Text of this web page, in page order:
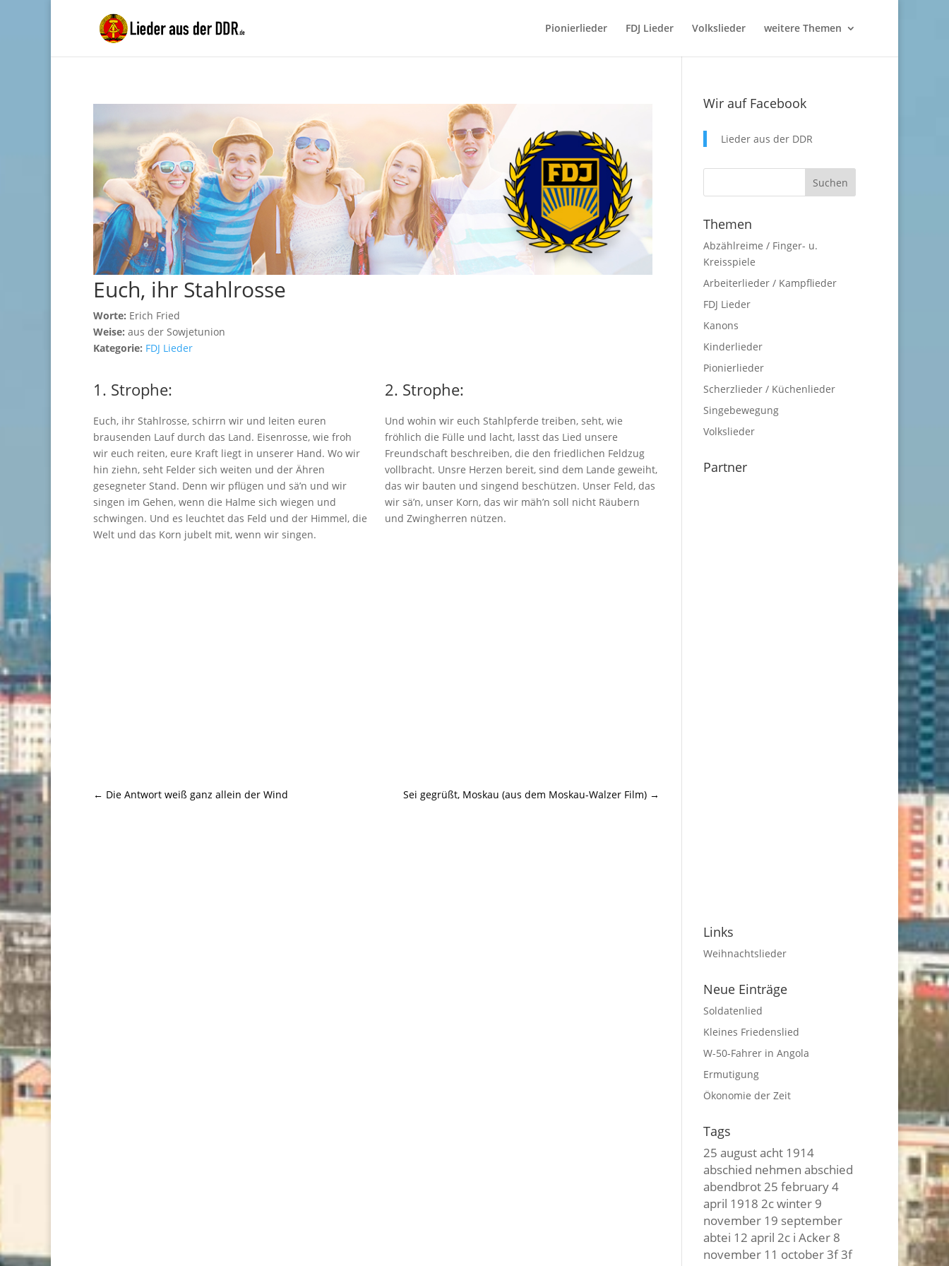
Pionierlieder FDJ Lieder Volkslieder weitere Themen
Euch, ihr Stahlrosse
Worte: Erich Fried
Weise: aus der Sowjetunion
Kategorie: FDJ Lieder
1. Strophe:
Euch, ihr Stahlrosse, schirrn wir und leiten euren
brausenden Lauf durch das Land. Eisenrosse, wie froh
wir euch reiten, eure Kraft liegt in unserer Hand. Wo wir
hin ziehn, seht Felder sich weiten und der Ähren
gesegneter Stand. Denn wir pflügen und sä’n und wir
singen im Gehen, wenn die Halme sich wiegen und
schwingen. Und es leuchtet das Feld und der Himmel, die
Welt und das Korn jubelt mit, wenn wir singen.
2. Strophe:
Und wohin wir euch Stahlpferde treiben, seht, wie
fröhlich die Fülle und lacht, lasst das Lied unsere
Freundschaft beschreiben, die den friedlichen Feldzug
vollbracht. Unsre Herzen bereit, sind dem Lande geweiht,
das wir bauten und singend beschützen. Unser Feld, das
wir sä’n, unser Korn, das wir mäh’n soll nicht Räubern
und Zwingherren nützen.
← Die Antwort weiß ganz allein der Wind Sei gegrüßt, Moskau (aus dem Moskau-Walzer Film)→
Wir auf Facebook
Lieder aus der DDR
Themen
Abzählreime / Finger- u.
Kreisspiele
Arbeiterlieder / Kampflieder
FDJ Lieder
Kanons
Kinderlieder
Pionierlieder
Scherzlieder / Küchenlieder
Singebewegung
Volkslieder
Partner
Links
Weihnachtslieder
Neue Einträge
Soldatenlied
Kleines Friedenslied
W-50-Fahrer in Angola
Ermutigung
Ökonomie der Zeit
Tags
25 augustacht 1914
abschied nehmen abschied
abendbrot25 february4
april 1918 2c winter 9
november 19 september
abtei 12 april 2c i Acker 8
november 11 october3f 3f